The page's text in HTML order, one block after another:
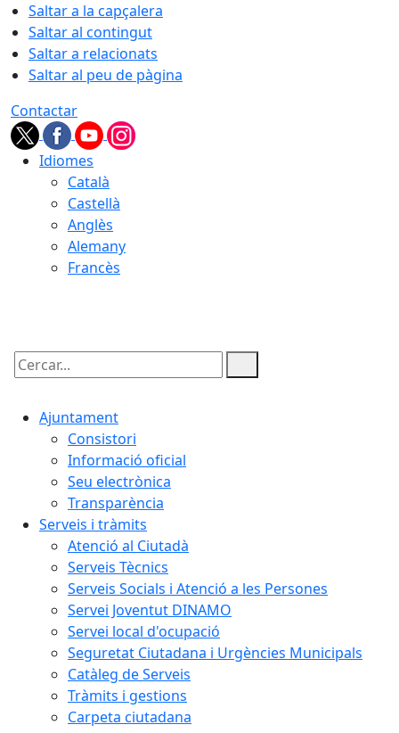
Saltar a la capçalera
Saltar al contingut
Saltar a relacionats
Saltar al peu de pàgina
Contactar
Idiomes
Català
Castellà
Anglès
Alemany
Francès
Cercar:
Ajuntament
Consistori
Informació oficial
Seu electrònica
Transparència
Serveis i tràmits
Atenció al Ciutadà
Serveis Tècnics
Serveis Socials i Atenció a les Persones
Servei Joventut DINAMO
Servei local d'ocupació
Seguretat Ciutadana i Urgències Municipals
Catàleg de Serveis
Tràmits i gestions
Carpeta ciutadana